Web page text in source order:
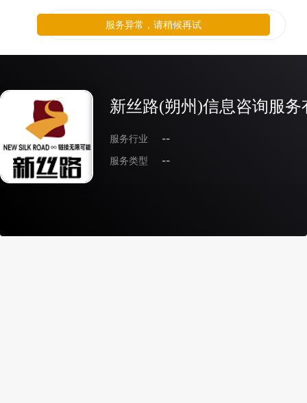
新丝路(朔州)信息咨询服务
服务行业
--
服务类型
--
服务异常，请稍候再试